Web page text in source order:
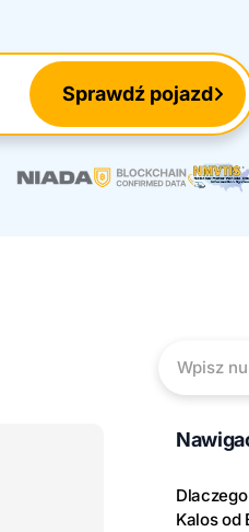
Sprawdź pojazd
Wpisz
Kalos od